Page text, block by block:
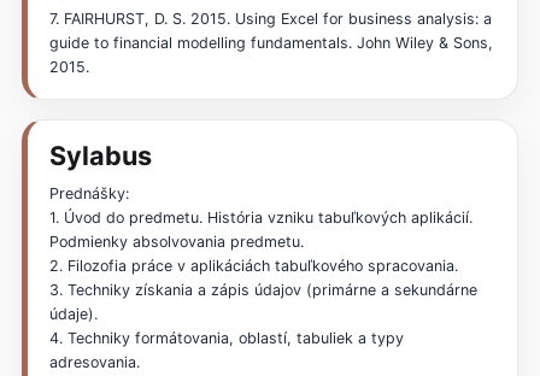
7. FAIRHURST, D. S. 2015. Using Excel for business analysis: a
guide to financial modelling fundamentals. John Wiley & Sons,
2015.
Sylabus
Prednášky:
1. Úvod do predmetu. História vzniku tabuľkových aplikácií.
Podmienky absolvovania predmetu.
2. Filozofia práce v aplikáciách tabuľkového spracovania.
3. Techniky získania a zápis údajov (primárne a sekundárne
údaje).
4. Techniky formátovania, oblastí, tabuliek a typy
adresovania.